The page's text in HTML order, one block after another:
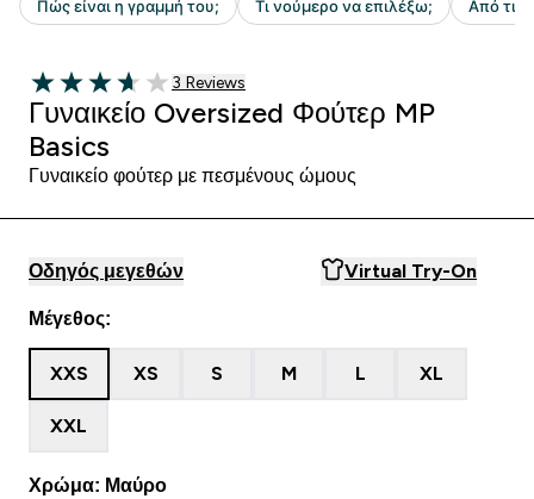
3.67 out of 5 stars
3 customer reviews
3 Reviews
Γυναικείο Oversized Φούτερ MP
Basics
Γυναικείο φούτερ με πεσμένους ώμους
Οδηγός μεγεθών Virtual Try-On
Μέγεθος:
XXS XS S M L XL
XXL
Χρώμα: Μαύρο